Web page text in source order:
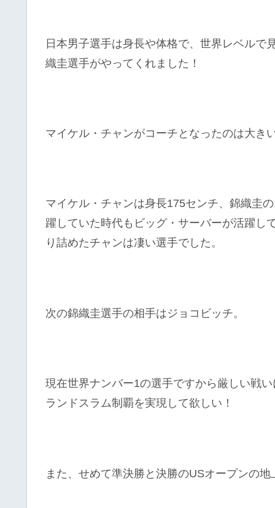
日本男子選手は身長や体格で、世界レベルで
織圭選手がやってくれました！
マイケル・チャンがコーチとなったのは大き
マイケル・チャンは身長175センチ、錦織圭
躍していた時代もビッグ・サーバーが活躍し
り詰めたチャンは凄い選手でした。
次の錦織圭選手の相手はジョコビッチ。
現在世界ナンバー1の選手ですから厳しい戦
ランドスラム制覇を実現して欲しい！
また、せめて準決勝と決勝のUSオープンの